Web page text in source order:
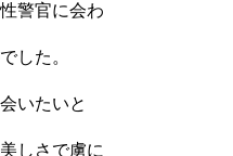
警官に会わ
した。
いたいと
しさで虜に